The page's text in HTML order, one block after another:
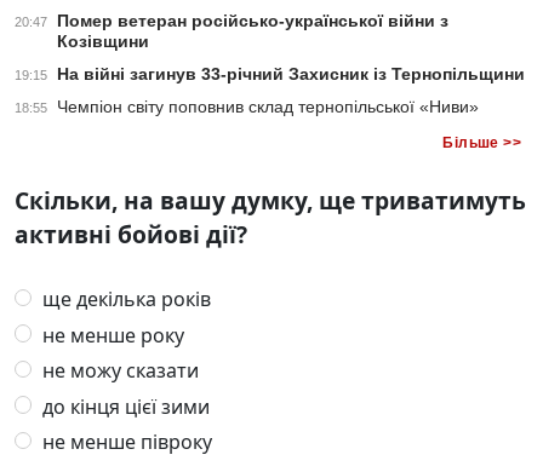
20:47
Помер ветеран російсько-української війни з
Козівщини
19:15 На війні загинув 33-річний Захисник із Тернопільщини
18:55 Чемпіон світу поповнив склад тернопільської «Ниви»
Більше >>
Скільки, на вашу думку, ще триватимуть
активні бойові дії?
ще декілька років
не менше року
не можу сказати
до кінця цієї зими
не менше півроку